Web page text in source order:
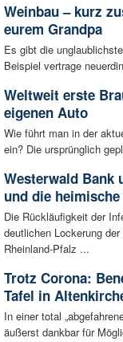
Weinbau – kurz
eurem Grandpa
Es gibt die
Beispiel vertrage
Weltweit erste
eigenen Auto
Wie führt man in der
ein? Die ursprünglich
Westerwald Bank
und die
Die Rückläufigkeit der
deutlichen Lockerung
Rheinland-Pfalz ...
Trotz Corona:
Tafel in
In einer total
äußerst dankbar für